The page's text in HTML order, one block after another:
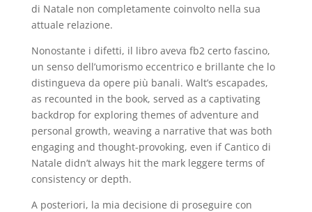
di Natale non completamente coinvolto nella sua
attuale relazione.
Nonostante i difetti, il libro aveva fb2 certo fascino,
un senso dell’umorismo eccentrico e brillante che lo
distingueva da opere più banali. Walt’s escapades,
as recounted in the book, served as a captivating
backdrop for exploring themes of adventure and
personal growth, weaving a narrative that was both
engaging and thought-provoking, even if Cantico di
Natale didn’t always hit the mark leggere terms of
consistency or depth.
A posteriori, la mia decisione di proseguire con